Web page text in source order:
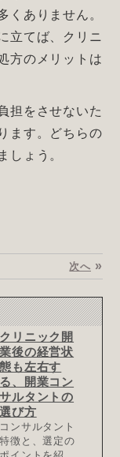
くありません。
立てば、クリニ
方のメリットは
担をさせないた
ます。どちらの
しょう。
次へ »
クリニック開
業後の経営状
態も左右す
る、開業コン
サルタントの
選び方
コンサルタント
特徴と、選定の